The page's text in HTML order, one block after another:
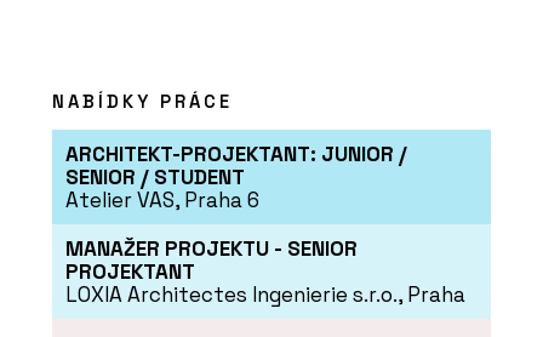
ČLÁNKY
Nemocnice, která jako
nemocnice záměrně
nevypadá
NABÍDKY PRÁCE
ARCHITEKT-PROJEKTANT: JUNIOR /
SENIOR / STUDENT
Atelier VAS, Praha 6
MANAŽER PROJEKTU - SENIOR
PROJEKTANT
LOXIA Architectes Ingenierie s.r.o., Praha